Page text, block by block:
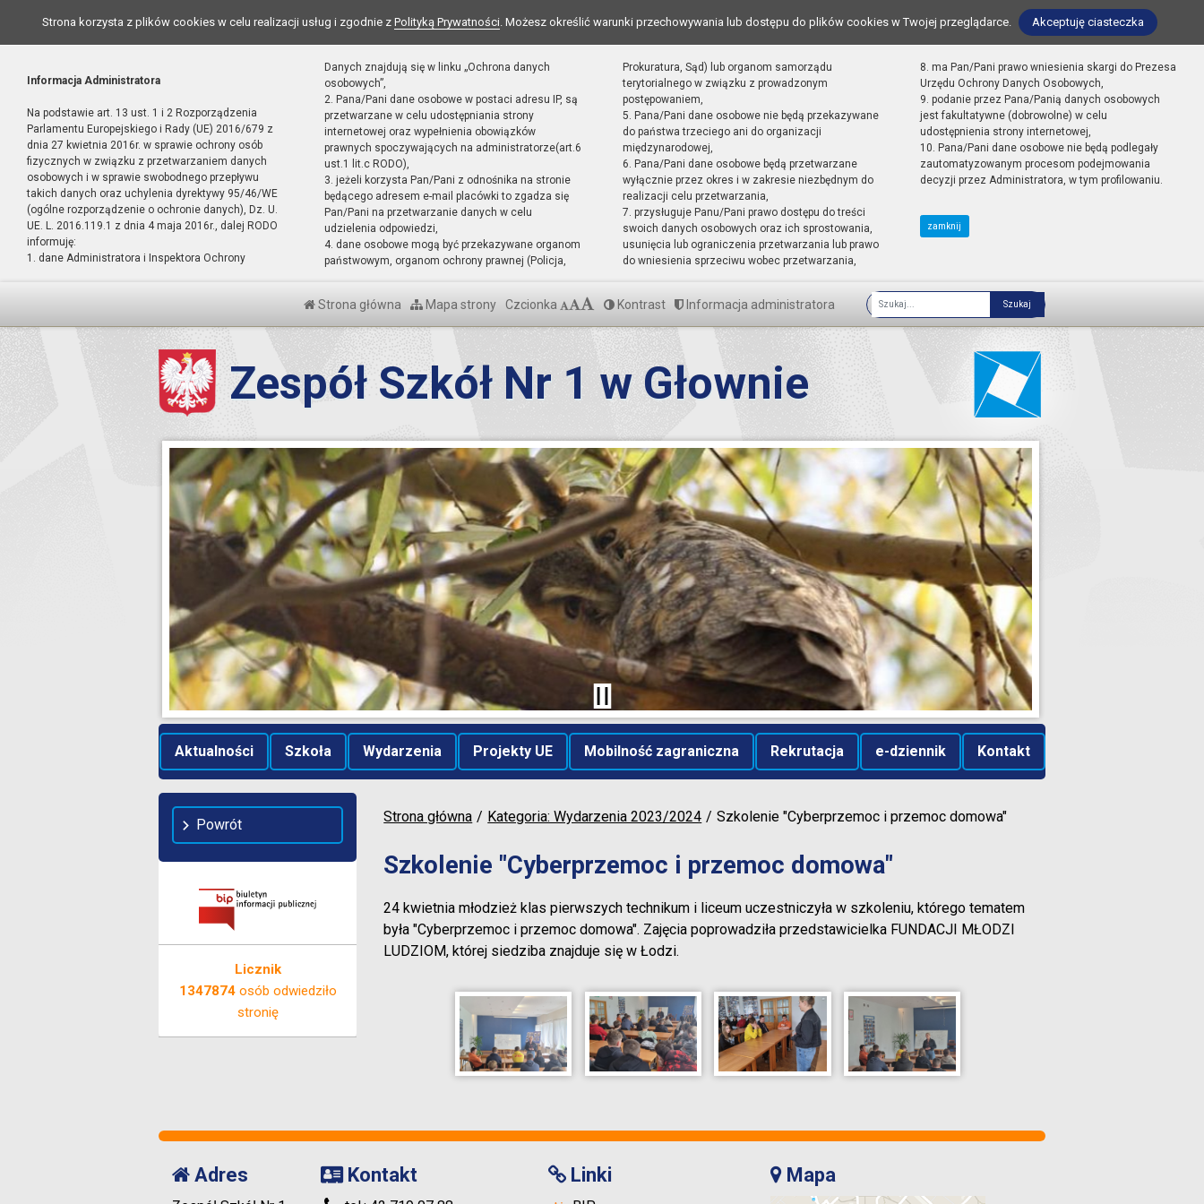
Strona korzysta z plików cookies w celu realizacji usług i zgodnie z Polityką Prywatności. Możesz określić warunki przechowywania lub dostępu do plików cookies w Twojej przeglądarce. Akceptuję ciasteczka
Informacja Administratora
Na podstawie art. 13 ust. 1 i 2 Rozporządzenia
Parlamentu Europejskiego i Rady (UE) 2016/679 z
dnia 27 kwietnia 2016r. w sprawie ochrony osób
fizycznych w związku z przetwarzaniem danych
osobowych i w sprawie swobodnego przepływu
takich danych oraz uchylenia dyrektywy 95/46/WE
(ogólne rozporządzenie o ochronie danych), Dz. U.
UE. L. 2016.119.1 z dnia 4 maja 2016r., dalej RODO
informuję:
1. dane Administratora i Inspektora Ochrony
Danych znajdują się w linku „Ochrona danych
osobowych”,
2. Pana/Pani dane osobowe w postaci adresu IP, są
przetwarzane w celu udostępniania strony
internetowej oraz wypełnienia obowiązków
prawnych spoczywających na administratorze(art.6
ust.1 lit.c RODO),
3. jeżeli korzysta Pan/Pani z odnośnika na stronie
będącego adresem e-mail placówki to zgadza się
Pan/Pani na przetwarzanie danych w celu
udzielenia odpowiedzi,
4. dane osobowe mogą być przekazywane organom
państwowym, organom ochrony prawnej (Policja,
Prokuratura, Sąd) lub organom samorządu
terytorialnego w związku z prowadzonym
postępowaniem,
5. Pana/Pani dane osobowe nie będą przekazywane
do państwa trzeciego ani do organizacji
międzynarodowej,
6. Pana/Pani dane osobowe będą przetwarzane
wyłącznie przez okres i w zakresie niezbędnym do
realizacji celu przetwarzania,
7. przysługuje Panu/Pani prawo dostępu do treści
swoich danych osobowych oraz ich sprostowania,
usunięcia lub ograniczenia przetwarzania lub prawo
do wniesienia sprzeciwu wobec przetwarzania,
8. ma Pan/Pani prawo wniesienia skargi do Prezesa
Urzędu Ochrony Danych Osobowych,
9. podanie przez Pana/Panią danych osobowych
jest fakultatywne (dobrowolne) w celu
udostępnienia strony internetowej,
10. Pana/Pani dane osobowe nie będą podlegały
zautomatyzowanym procesom podejmowania
decyzji przez Administratora, w tym profilowaniu.
zamknij
Strona główna Mapa strony Czcionka Kontrast Informacja administratora
Fraza
Zespół Szkół Nr 1 w Głownie
Aktualności Szkoła Wydarzenia Projekty UE Mobilność zagraniczna Rekrutacja e-dziennik Kontakt
Strona główna Kategoria: Wydarzenia 2023/2024 Szkolenie "Cyberprzemoc i przemoc domowa"
Szkolenie "Cyberprzemoc i przemoc domowa"
24 kwietnia młodzież klas pierwszych technikum i liceum uczestniczyła w szkoleniu, którego tematem
była "Cyberprzemoc i przemoc domowa". Zajęcia poprowadziła przedstawicielka FUNDACJI MŁODZI
LUDZIOM, której siedziba znajduje się w Łodzi.
Powrót
Licznik
1347874osób odwiedziło
stronię
Adres Kontakt Linki Mapa